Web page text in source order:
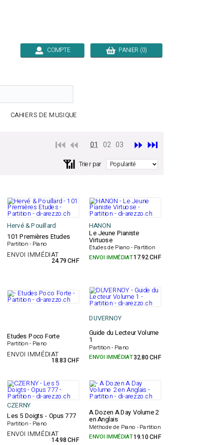
COMPTE PANIER (0)
CAHIERS DE MUSIQUE
⏮️ ⏪ 01 02 03 ⏩ ⏭️
📶 Trier par
Hervé & Pouillard
HANON
101 Premières Etudes
Partition - Piano
Le Jeune Pianiste
Virtuose
Etudes de Piano - Partition
ENVOI IMMÉDIAT
24.79 CHF ENVOI IMMÉDIAT17.92 CHF
DUVERNOY
Etudes Poco Forte
Partition - Piano
Guide du Lecteur Volume
1
Partition - Piano
ENVOI IMMÉDIAT
18.83 CHF ENVOI IMMÉDIAT32.80 CHF
CZERNY
Les 5 Doigts - Opus 777
Partition - Piano
A Dozen A Day Volume 2
en Anglais
Méthode de Piano - Partition
ENVOI IMMÉDIAT
14.98 CHF ENVOI IMMÉDIAT19.10 CHF